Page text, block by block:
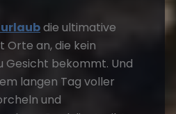
die ultimative
Orte an, die kein
Gesicht bekommt. Und
langen Tag voller
und